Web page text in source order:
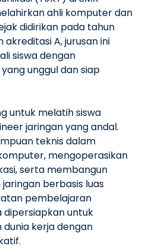
ahli komputer dan
didirikan pada tahun
A, jurusan ini
siswa dengan
unggul dan siap
untuk melatih siswa
jaringan yang andal.
teknis dalam
mengoperasikan
serta membangun
berbasis luas
pembelajaran
dipersiapkan untuk
kerja dengan